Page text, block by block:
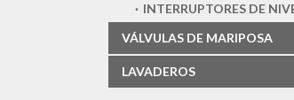
INTERRUPTORES DE
VÁLVULAS DE MARIPOSA
LAVADEROS